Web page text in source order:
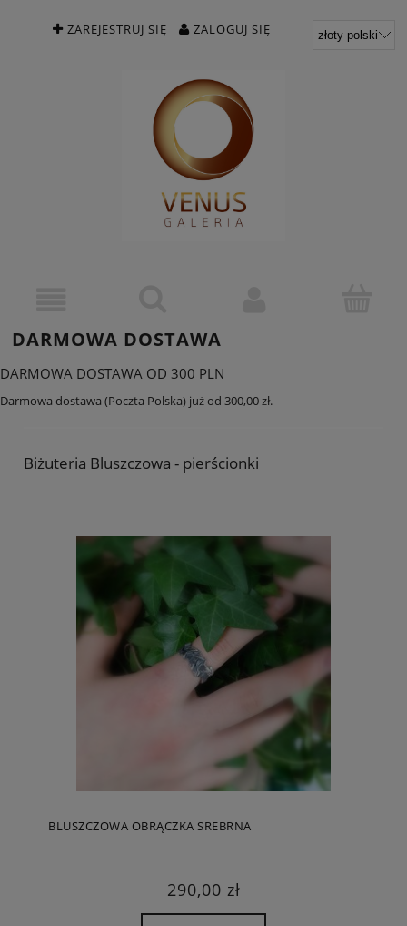
ZAREJESTRUJ SIĘ ZALOGUJ SIĘ
DARMOWA DOSTAWA
DARMOWA DOSTAWA OD 300 PLN
Darmowa dostawa (Poczta Polska) już od 300,00 zł.
Biżuteria Bluszczowa - pierścionki
BLUSZCZOWA OBRĄCZKA SREBRNA
290,00 zł